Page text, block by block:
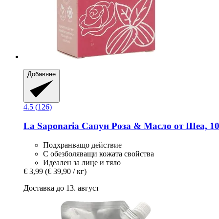
Добавяне
4.5 (126)
La Saponaria Сапун Роза & Масло от Шеа,
Подхранващо действие
С обезболяващи кожата свойства
Идеален за лице и тяло
€ 3,99 (€ 39,90 / кг)
Доставка до 13. август